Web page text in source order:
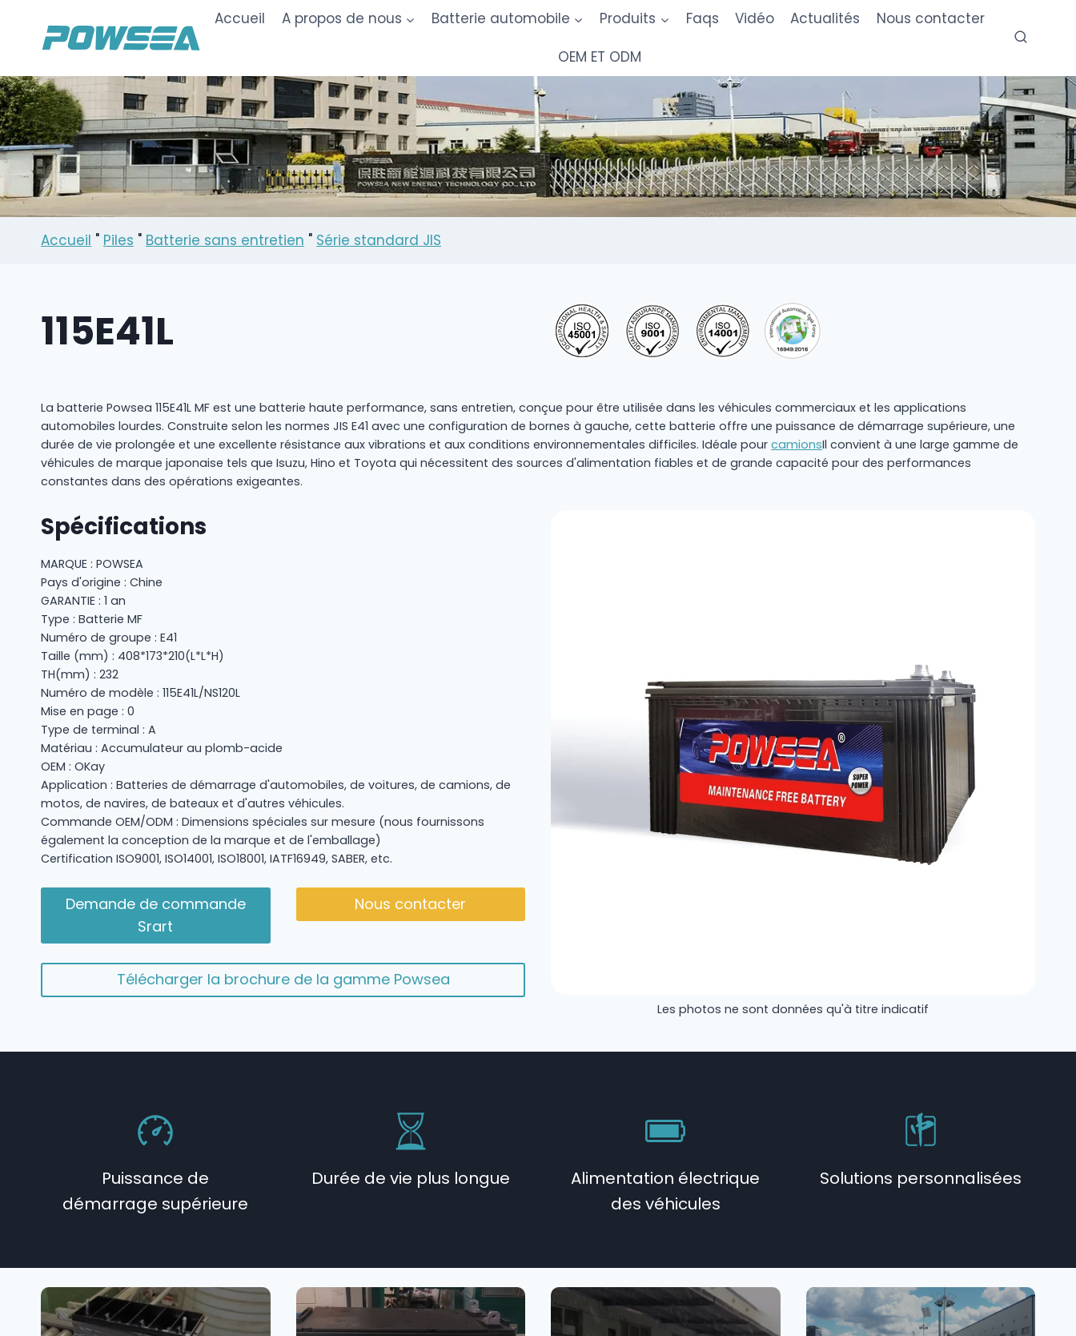
content
Accueil A propos de nous Batterie automobile Produits Faqs Vidéo Actualités
Nous contacter
OEM ET ODM
Accueil " Piles " Batterie sans entretien " Série standard JIS
115E41L
La batterie Powsea 115E41L MF est une batterie haute performance, sans entretien, conçue pour être utilisée dans les véhicules commerciaux et les applications
automobiles lourdes. Construite selon les normes JIS E41 avec une configuration de bornes à gauche, cette batterie offre une puissance de démarrage supérieure, une
durée de vie prolongée et une excellente résistance aux vibrations et aux conditions environnementales difficiles. Idéale pour camionsIl convient à une large gamme de
véhicules de marque japonaise tels que Isuzu, Hino et Toyota qui nécessitent des sources d'alimentation fiables et de grande capacité pour des performances
constantes dans des opérations exigeantes.
Spécifications
MARQUE : POWSEA
Pays d'origine : Chine
GARANTIE : 1 an
Type : Batterie MF
Numéro de groupe : E41
Taille (mm) : 408*173*210(L*L*H)
TH(mm) : 232
Numéro de modèle : 115E41L/NS120L
Mise en page : 0
Type de terminal : A
Matériau : Accumulateur au plomb-acide
OEM : OKay
Application : Batteries de démarrage d'automobiles, de voitures, de camions, de
motos, de navires, de bateaux et d'autres véhicules.
Commande OEM/ODM : Dimensions spéciales sur mesure (nous fournissons
également la conception de la marque et de l'emballage)
Certification ISO9001, ISO14001, ISO18001, IATF16949, SABER, etc.
Demande de commande
Srart
Nous contacter
Télécharger la brochure de la gamme Powsea
Les photos ne sont données qu'à titre indicatif
Puissance de
démarrage supérieure
Durée de vie plus longue
Alimentation électrique
des véhicules
Solutions personnalisées